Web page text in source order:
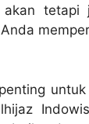
tetapi